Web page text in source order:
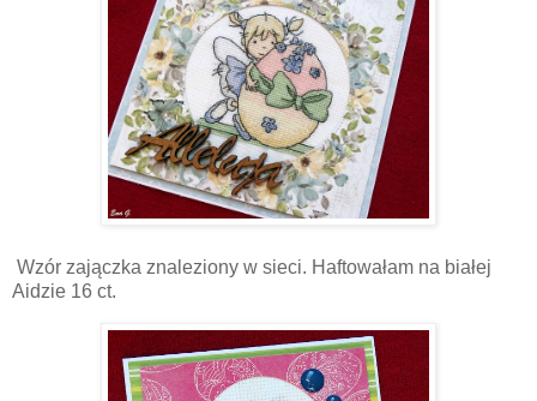
Wzór zajączka znaleziony w sieci. Haftowałam na białej
Aidzie 16 ct.